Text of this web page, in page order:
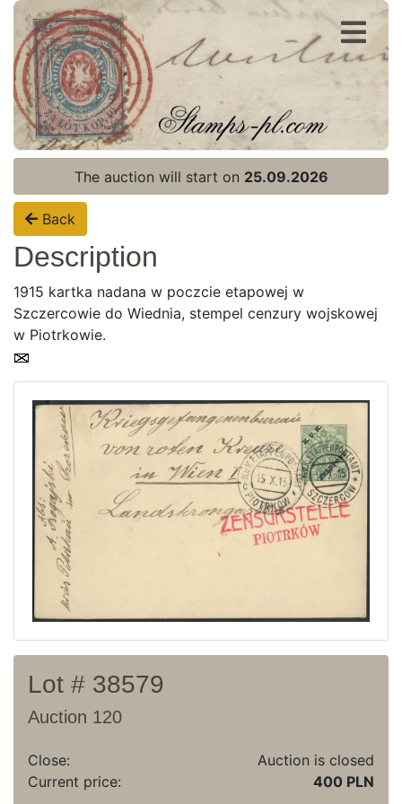
Register
Login
Current auction
Recent result
Archive
Regulation
Contact
The auction will start on 25.09.2026
Back
Description
1915 kartka nadana w poczcie etapowej w
Szczercowie do Wiednia, stempel cenzury wojskowej
w Piotrkowie.
Lot # 38579
Auction 120
Close:
Auction is closed
Current price:
400 PLN